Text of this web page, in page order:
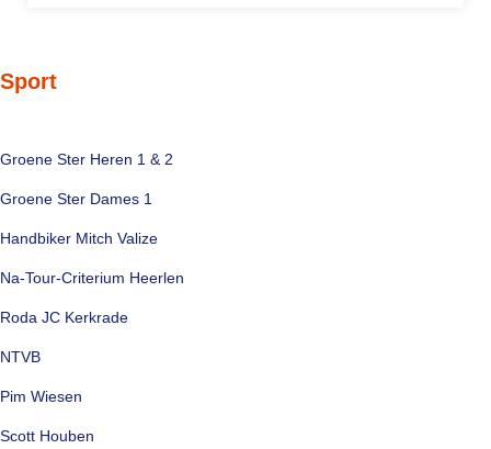
Sport
Groene Ster Heren 1 & 2
Groene Ster Dames 1
Handbiker Mitch Valize
Na-Tour-Criterium Heerlen
Roda JC Kerkrade
NTVB
Pim Wiesen
Scott Houben